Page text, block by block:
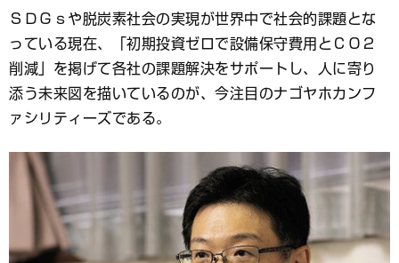
ブ
ッ
ク
マ
ー
ク
ＳＤＧｓや脱炭素社会の実現が世界中で社会的課題とな
っている現在、「初期投資ゼロで設備保守費用とＣＯ２
削減」を掲げて各社の課題解決をサポートし、人に寄り
添う未来図を描いているのが、今注目のナゴヤホカンフ
ァシリティーズである。